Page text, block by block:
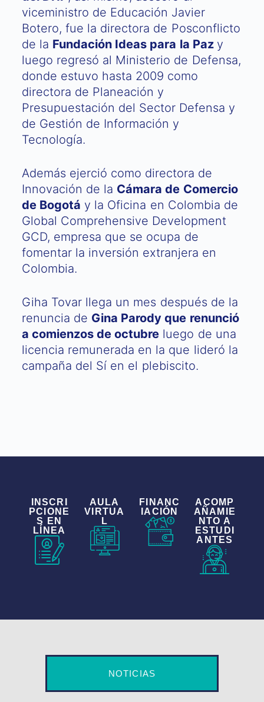
viceministro de Educación Javier
Botero, fue la directora de Posconflicto
de la Fundación Ideas para la Paz y
luego regresó al Ministerio de Defensa,
donde estuvo hasta 2009 como
directora de Planeación y
Presupuestación del Sector Defensa y
de Gestión de Información y
Tecnología.
Además ejerció como directora de
Innovación de la Cámara de Comercio
de Bogotá y la Oficina en Colombia de
Global Comprehensive Development
GCD, empresa que se ocupa de
fomentar la inversión extranjera en
Colombia.
Giha Tovar llega un mes después de la
renuncia de Gina Parody que renunció
a comienzos de octubre luego de una
licencia remunerada en la que lideró la
campaña del Sí en el plebiscito.
INSCRI
PCIONE
S EN
LÍNEA
AULA
VIRTUA
L
FINANC
IACIÓN
ACOMP
AÑAMIE
NTO A
ESTUDI
ANTES
NOTICIAS